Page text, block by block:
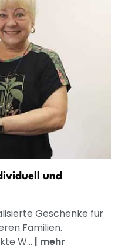
und
Geschenke für
Familien.
W... | mehr